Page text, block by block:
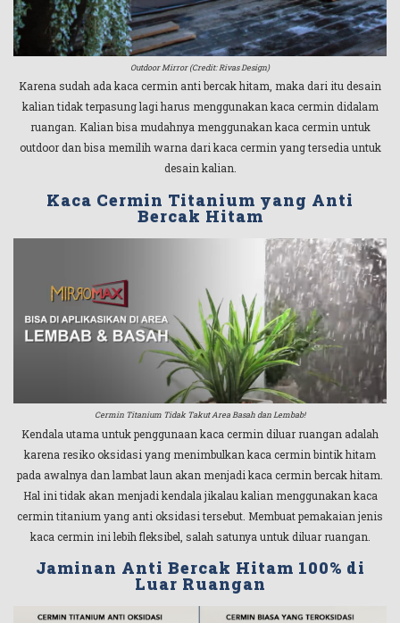
Outdoor Mirror (Credit: Rivas Design)
Karena sudah ada kaca cermin anti bercak hitam, maka dari itu desain
kalian tidak terpasung lagi harus menggunakan kaca cermin didalam
ruangan. Kalian bisa mudahnya menggunakan kaca cermin untuk
outdoor dan bisa memilih warna dari kaca cermin yang tersedia untuk
desain kalian.
Kaca Cermin Titanium yang Anti
Bercak Hitam
Cermin Titanium Tidak Takut Area Basah dan Lembab!
Kendala utama untuk penggunaan kaca cermin diluar ruangan adalah
karena resiko oksidasi yang menimbulkan kaca cermin bintik hitam
pada awalnya dan lambat laun akan menjadi kaca cermin bercak hitam.
Hal ini tidak akan menjadi kendala jikalau kalian menggunakan kaca
cermin titanium yang anti oksidasi tersebut. Membuat pemakaian jenis
kaca cermin ini lebih fleksibel, salah satunya untuk diluar ruangan.
Jaminan Anti Bercak Hitam 100% di
Luar Ruangan